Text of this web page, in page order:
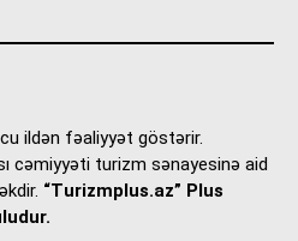
ildən fəaliyyət göstərir.
cəmiyyəti turizm sənayesinə aid
“Turizmplus.az” Plus